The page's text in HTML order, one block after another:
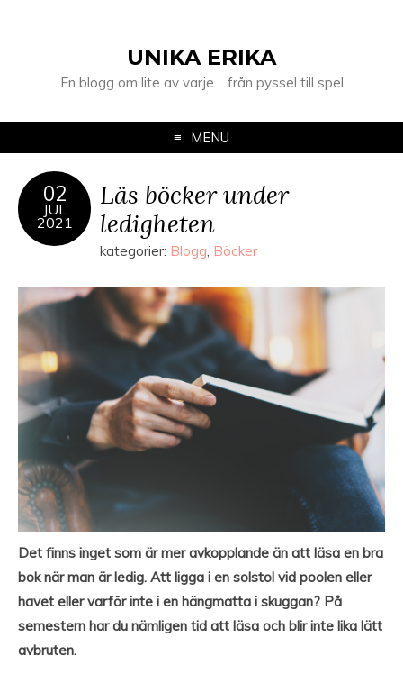
UNIKA ERIKA
En blogg om lite av varje… från pyssel till spel
MENU
02
JUL
2021
Läs böcker under
ledigheten
kategorier: Blogg, Böcker
Det finns inget som är mer avkopplande än att läsa en bra
bok när man är ledig. Att ligga i en solstol vid poolen eller
havet eller varför inte i en hängmatta i skuggan? På
semestern har du nämligen tid att läsa och blir inte lika lätt
avbruten.